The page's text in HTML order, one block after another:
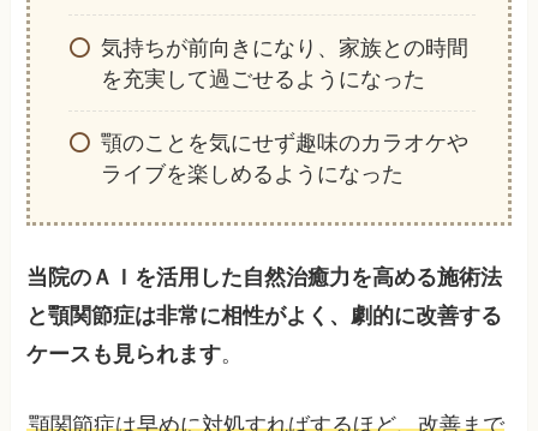
気持ちが前向きになり、家族との時間
を充実して過ごせるようになった
顎のことを気にせず趣味のカラオケや
ライブを楽しめるようになった
当院のＡＩを活用した自然治癒力を高める施術法
と顎関節症は非常に相性がよく、劇的に改善する
ケースも見られます。
顎関節症は早めに対処すればするほど、改善まで